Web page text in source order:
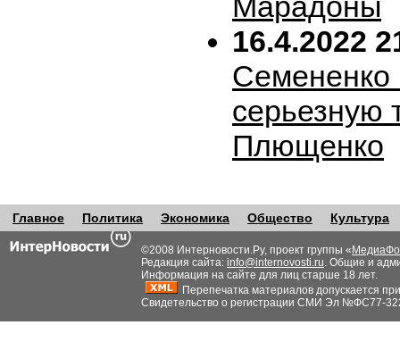
16.4.2022
Семененко
серьезную
Плющенко
Главное Политика Экономика Общество Культура
©2008 Интерновости.Ру, проект группы «
Редакция сайта: info@internovosti.ru. Общие и
Информация на сайте для лиц старше 18 лет.
Перепечатка материалов допускается
Свидетельство о регистрации СМИ Эл №ФС77-